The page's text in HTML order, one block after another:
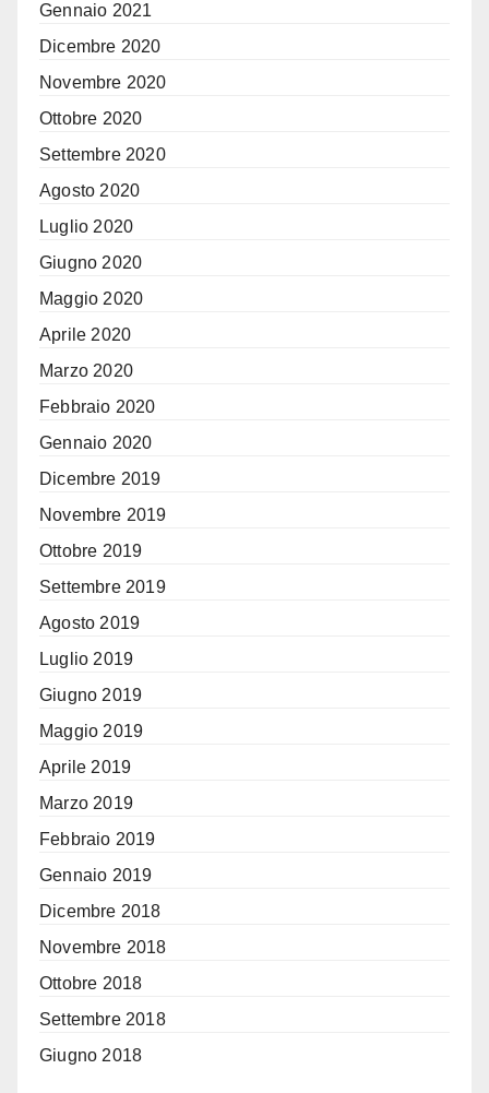
Gennaio 2021
Dicembre 2020
Novembre 2020
Ottobre 2020
Settembre 2020
Agosto 2020
Luglio 2020
Giugno 2020
Maggio 2020
Aprile 2020
Marzo 2020
Febbraio 2020
Gennaio 2020
Dicembre 2019
Novembre 2019
Ottobre 2019
Settembre 2019
Agosto 2019
Luglio 2019
Giugno 2019
Maggio 2019
Aprile 2019
Marzo 2019
Febbraio 2019
Gennaio 2019
Dicembre 2018
Novembre 2018
Ottobre 2018
Settembre 2018
Giugno 2018